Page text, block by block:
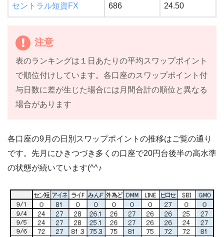
セントラル短資FX 686 24.50
注意
表のランキングは１日あたりの平均スワップポイント
で順位付けしています。各口座のスワップポイント付
与日数に差が生じた場合には月間合計の順位と異なる
場合があります
各口座の9月の日別スワップポイントの推移はご覧の通り
です。先月にひきつづき多くの口座で20円台後半の高水準
の状態が続いています(^^♪